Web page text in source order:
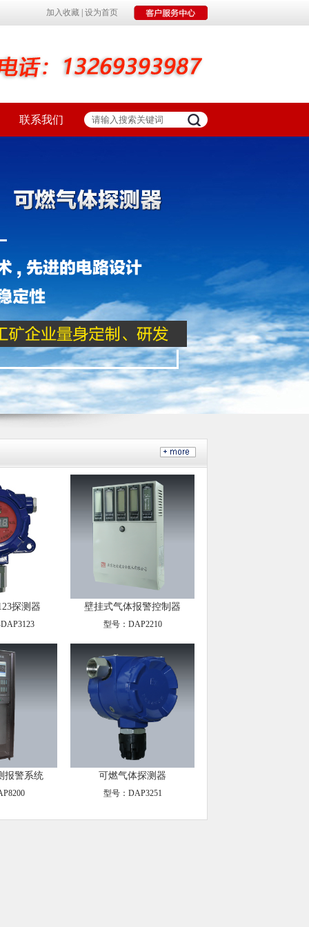
加入收藏 设为首页
联系我们
探测器 壁挂式气体报警控制器
型号：DAP2210
报警系统 可燃气体探测器
型号：DAP3251